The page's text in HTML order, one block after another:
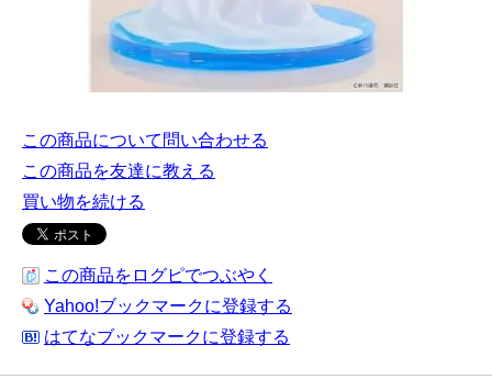
この商品について問い合わせる
この商品を友達に教える
買い物を続ける
この商品をログピでつぶやく
Yahoo!ブックマークに登録する
はてなブックマークに登録する